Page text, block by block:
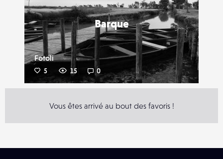
Barque
Fotoli
5 15 0
Vous êtes arrivé au bout des favoris !